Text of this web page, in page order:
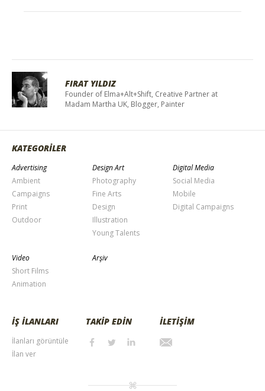
FIRAT YILDIZ
Founder of Elma+Alt+Shift, Creative Partner at
Madam Martha UK, Blogger, Painter
KATEGORİLER
Advertising
Ambient
Campaigns
Print
Outdoor
Design Art
Photography
Fine Arts
Design
Illustration
Young Talents
Digital Media
Social Media
Mobile
Digital Campaigns
Video
Short Films
Animation
Arşiv
İŞ İLANLARI
İlanları görüntüle
İlan ver
TAKİP EDİN İLETİŞİM